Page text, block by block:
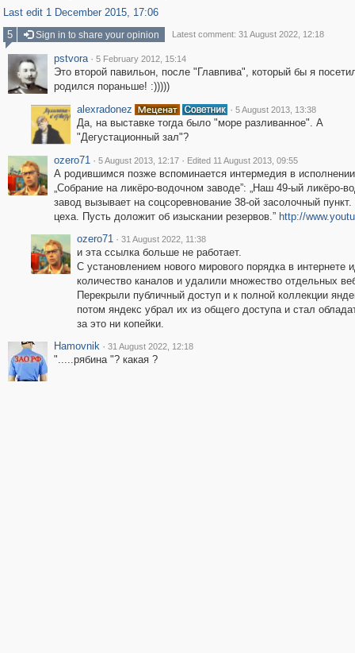
Last edit 1 December 2015, 17:06
5
Sign in to share your opinion Latest comment: 31 August 2022, 12:18
pstvora · 5 February 2012, 15:14
Это второй павильон, после "Главпива", который бы я
родился пораньше! :)))))
alexradonez
· 5 August 2013, 13:38
Да, на выставке тогда было "море разливанное". А
"Дегустационный зал"?
ozero71 · 5 August 2013, 12:17 · Edited 11 August 2013, 09:55
А родившимся позже вспоминается интермедия в
„Собрание на ликёро-водочном заводе”: „Наш 49-ый ликёро-
завод вызывает на соцсоревнование 38-ой засолочный
цеха. Пусть доложит об изыскании резервов.” http://
ozero71 · 31 August 2022, 11:38
и эта ссылка больше не работает.
С установлением нового мирового порядка в интернете
количество каналов и удалили множество отдельных
Перекрыли публичный доступ и к полной коллекции
потом яндекс убрал их из общего доступа и стал
за это ни копейки.
Hamovnik · 31 August 2022, 12:18
".....рябина "? какая ?